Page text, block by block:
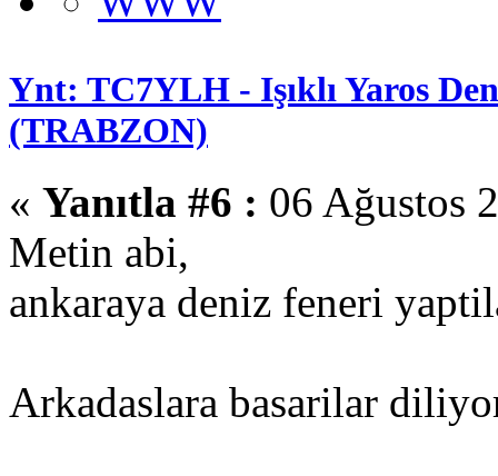
Ynt: TC7YLH - Işıklı Yaros
(TRABZON)
« Yanıtla #6 : 06 Ağustos
Metin abi,
ankaraya deniz feneri
Arkadaslara basarilar